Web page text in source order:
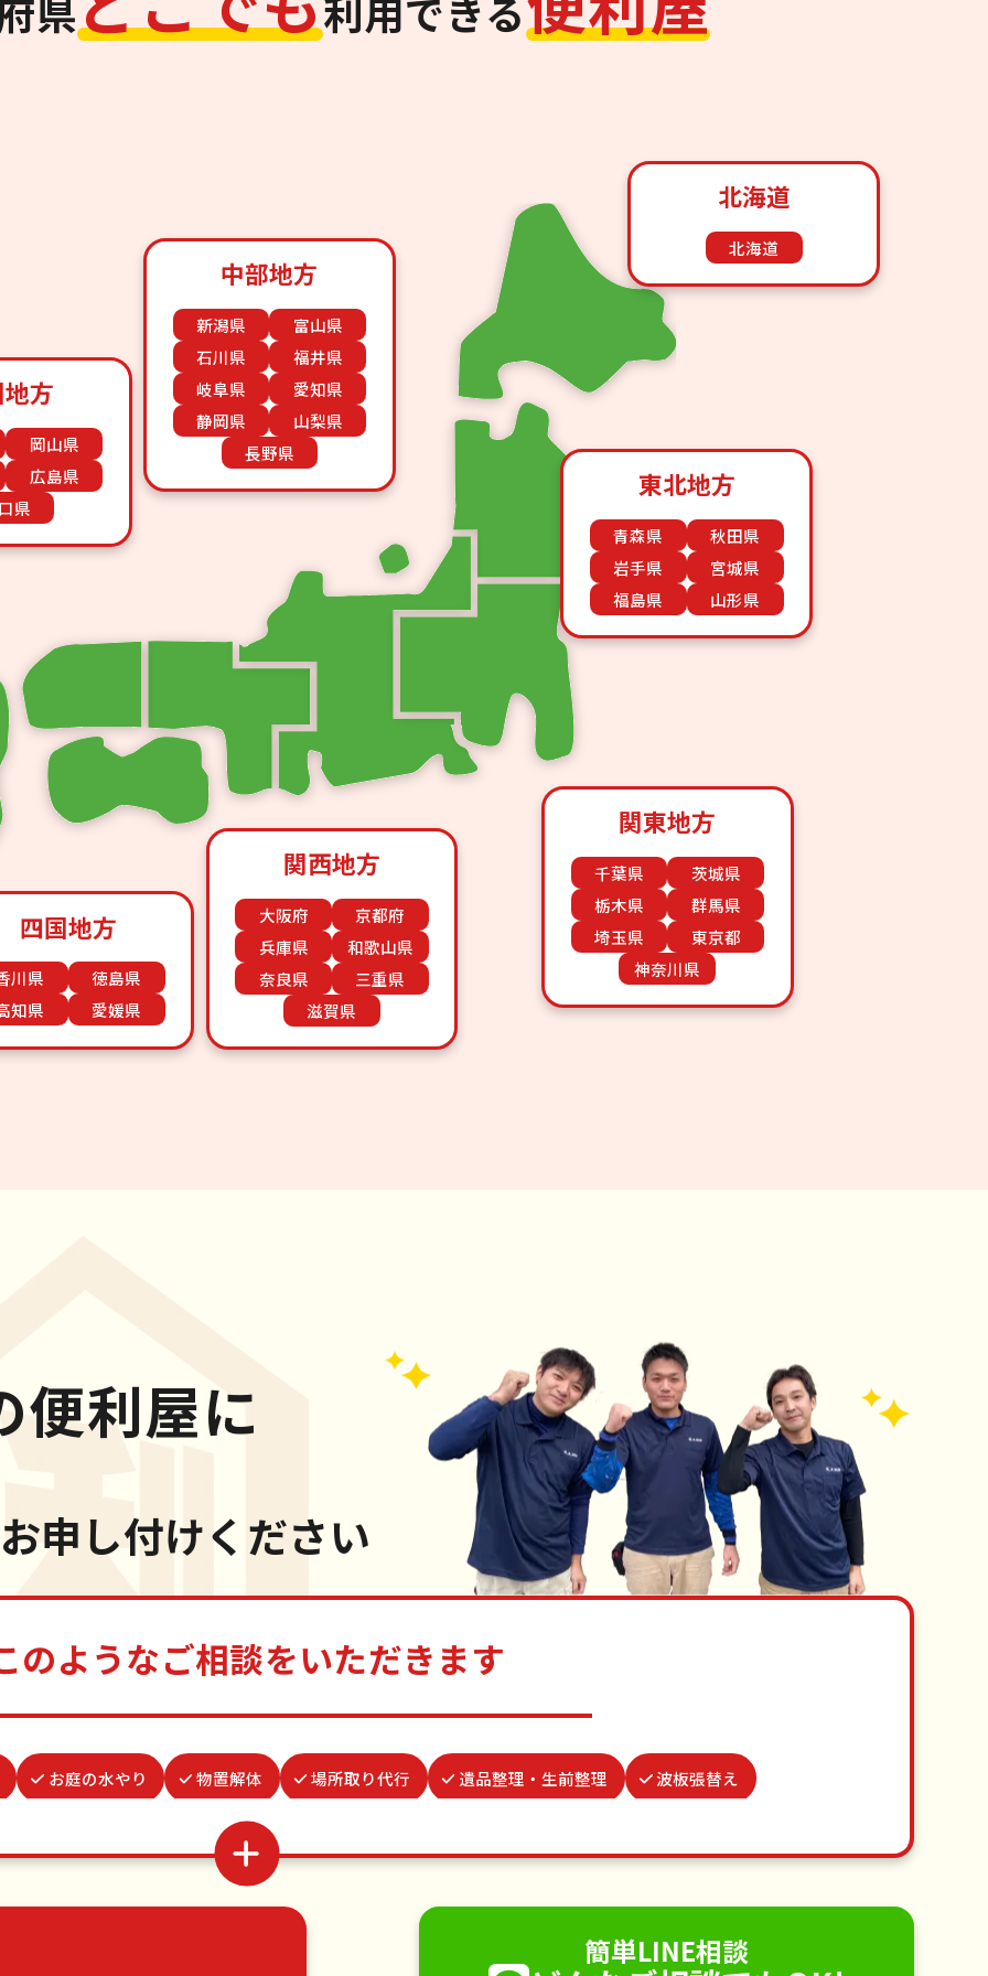
県 利用できる
北海道
北海道
東北地方
青森県
秋田県
岩手県
宮城県
福島県
山形県
関東地方
千葉県
茨城県
栃木県
群馬県
埼玉県
東京都
神奈川県
中部地方
新潟県
富山県
石川県
福井県
岐阜県
愛知県
静岡県
山梨県
長野県
関西地方
大阪府
京都府
兵庫県
和歌山県
奈良県
三重県
滋賀県
四国地方
川県
徳島県
知県
愛媛県
方
岡山県
広島県
県
便利屋に
お申し付けください
のようなご相談をいただきます
お庭の水やり 物置解体 場所取り代行 遺品整理・生前整理 波板張替え
つた・ツルの撤去
お墓参り代行
植木の剪定 植木の伐採
簡単LINE相談